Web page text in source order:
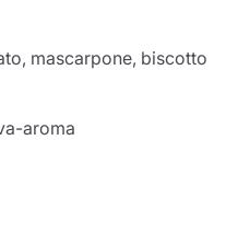
mascarpone, biscotto
aroma